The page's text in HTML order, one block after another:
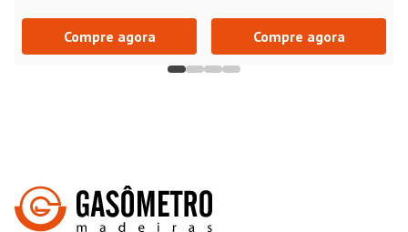
Compre agora Compre agora